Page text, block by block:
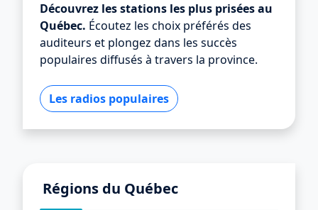
Découvrez les stations les plus prisées au
Québec. Écoutez les choix préférés des
auditeurs et plongez dans les succès
populaires diffusés à travers la province.
Les radios populaires
Régions du Québec